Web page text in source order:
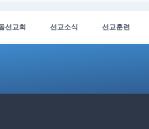
선교회 선교소식 선교훈련